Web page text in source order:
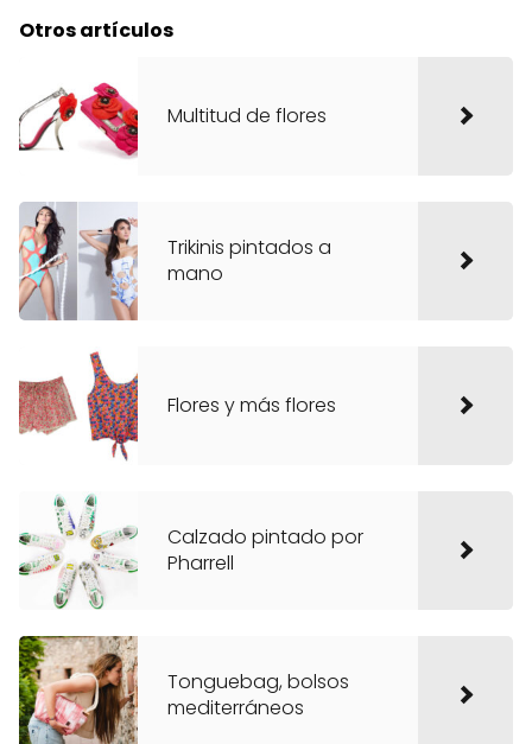
Otros artículos
Multitud de flores
Trikinis pintados a
mano
Flores y más flores
Calzado pintado por
Pharrell
Tonguebag, bolsos
mediterráneos